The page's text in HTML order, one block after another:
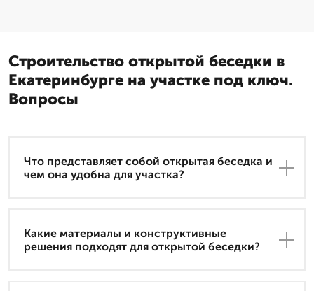
Строительство открытой беседки в
Екатеринбурге на участке под ключ.
Вопросы
Что представляет собой открытая беседка и
чем она удобна для участка?
Какие материалы и конструктивные
решения подходят для открытой беседки?